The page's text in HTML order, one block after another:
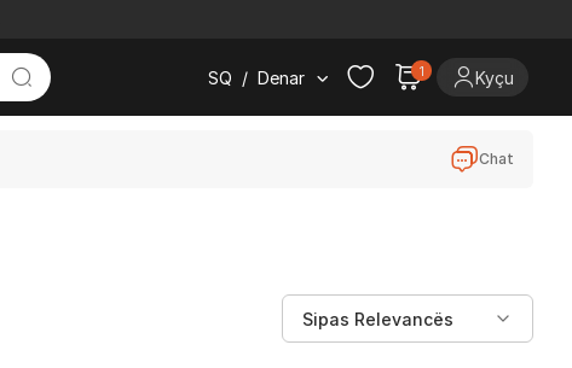
SQ / Denar 1 Kyçu
Chat